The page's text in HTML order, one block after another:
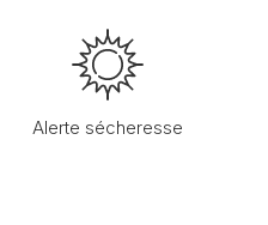
Alerte sécheresse